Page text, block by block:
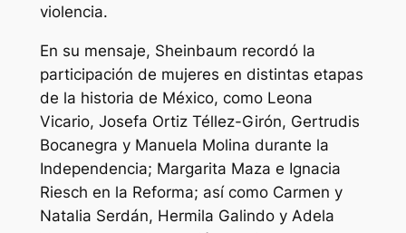
violencia.
En su mensaje, Sheinbaum recordó la
participación de mujeres en distintas etapas
de la historia de México, como Leona
Vicario, Josefa Ortiz Téllez-Girón, Gertrudis
Bocanegra y Manuela Molina durante la
Independencia; Margarita Maza e Ignacia
Riesch en la Reforma; así como Carmen y
Natalia Serdán, Hermila Galindo y Adela